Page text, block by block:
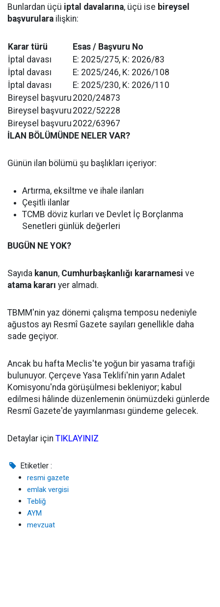
Bunlardan üçü iptal davalarına, üçü ise bireysel
başvurulara ilişkin:
Karar türü
Esas / Başvuru No
İptal davası
E: 2025/275, K: 2026/83
İptal davası
E: 2025/246, K: 2026/108
İptal davası
E: 2025/230, K: 2026/110
Bireysel başvuru 2020/24873
Bireysel başvuru 2022/52228
Bireysel başvuru 2022/63967
İLAN BÖLÜMÜNDE NELER VAR?
Günün ilan bölümü şu başlıkları içeriyor:
Artırma, eksiltme ve ihale ilanları
Çeşitli ilanlar
TCMB döviz kurları ve Devlet İç Borçlanma
Senetleri günlük değerleri
BUGÜN NE YOK?
Sayıda kanun, Cumhurbaşkanlığı kararnamesi ve
atama kararı yer almadı.
TBMM'nin yaz dönemi çalışma temposu nedeniyle
ağustos ayı Resmî Gazete sayıları genellikle daha
sade geçiyor.
Ancak bu hafta Meclis'te yoğun bir yasama trafiği
bulunuyor. Çerçeve Yasa Teklifi'nin yarın Adalet
Komisyonu'nda görüşülmesi bekleniyor; kabul
edilmesi hâlinde düzenlemenin önümüzdeki günlerde
Resmî Gazete'de yayımlanması gündeme gelecek.
Detaylar için TIKLAYINIZ
Etiketler :
resmi gazete
emlak vergisi
Tebliğ
AYM
mevzuat